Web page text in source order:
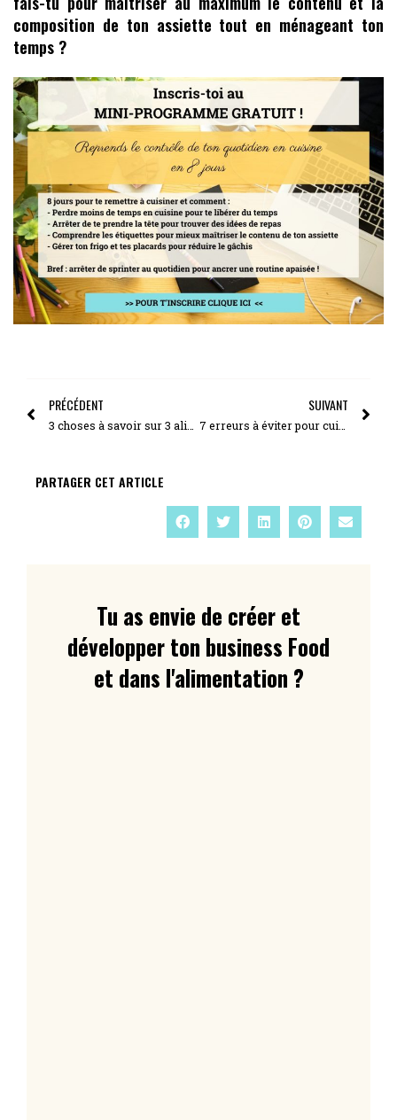
composition de ton assiette tout en ménageant ton
temps ?
PRÉCÉDENT
3 choses à savoir sur 3 aliments
SUIVANT
7 erreurs à éviter pour cuisiner rapidement
PARTAGER CET ARTICLE
Tu as envie de créer et
développer ton business Food
et dans l'alimentation ?